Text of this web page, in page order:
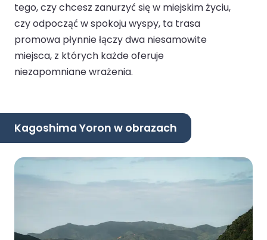
tego, czy chcesz zanurzyć się w miejskim życiu,
czy odpocząć w spokoju wyspy, ta trasa
promowa płynnie łączy dwa niesamowite
miejsca, z których każde oferuje
niezapomniane wrażenia.
Kagoshima Yoron w obrazach